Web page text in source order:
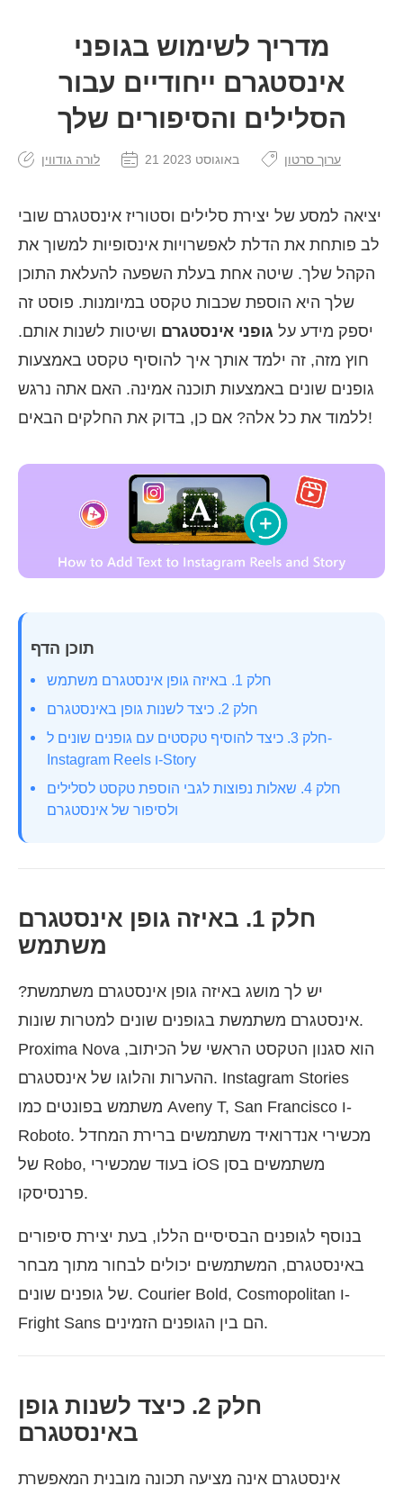
מדריך לשימוש בגופני
אינסטגרם ייחודיים עבור
הסלילים והסיפורים שלך
לורה גודווין 21 באוגוסט 2023 ערוך סרטון
יציאה למסע של יצירת סלילים וסטוריז אינסטגרם שובי
לב פותחת את הדלת לאפשרויות אינסופיות למשוך את
הקהל שלך. שיטה אחת בעלת השפעה להעלאת התוכן
שלך היא הוספת שכבות טקסט במיומנות. פוסט זה
יספק מידע על גופני אינסטגרם ושיטות לשנות אותם.
חוץ מזה, זה ילמד אותך איך להוסיף טקסט באמצעות
גופנים שונים באמצעות תוכנה אמינה. האם אתה נרגש
ללמוד את כל אלה? אם כן, בדוק את החלקים הבאים!
תוכן הדף
חלק 1. באיזה גופן אינסטגרם משתמש
חלק 2. כיצד לשנות גופן באינסטגרם
חלק 3. כיצד להוסיף טקסטים עם גופנים שונים ל-
Instagram Reels ו-Story
חלק 4. שאלות נפוצות לגבי הוספת טקסט לסלילים
ולסיפור של אינסטגרם
חלק 1. באיזה גופן אינסטגרם
משתמש
יש לך מושג באיזה גופן אינסטגרם משתמשת?
אינסטגרם משתמשת בגופנים שונים למטרות שונות.
Proxima Nova הוא סגנון הטקסט הראשי של הכיתוב,
ההערות והלוגו של אינסטגרם. Instagram Stories
משתמש בפונטים כמו Aveny T, San Francisco ו-
Roboto. מכשירי אנדרואיד משתמשים ברירת המחדל
של Robo, בעוד שמכשירי iOS משתמשים בסן
פרנסיסקו.
בנוסף לגופנים הבסיסיים הללו, בעת יצירת סיפורים
באינסטגרם, המשתמשים יכולים לבחור מתוך מבחר
של גופנים שונים. Courier Bold, Cosmopolitan ו-
Fright Sans הם בין הגופנים הזמינים.
חלק 2. כיצד לשנות גופן
באינסטגרם
אינסטגרם אינה מציעה תכונה מובנית המאפשרת